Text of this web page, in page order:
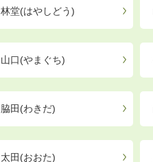
林堂(はやしどう)
山口(やまぐち)
脇田(わきだ)
太田(おおた)